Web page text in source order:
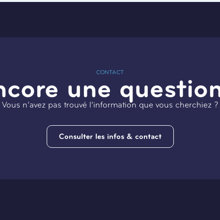
CONTACT
une
Vous n’avez pas trouvé l’information que vous cherchiez ?
Consulter les infos & contact